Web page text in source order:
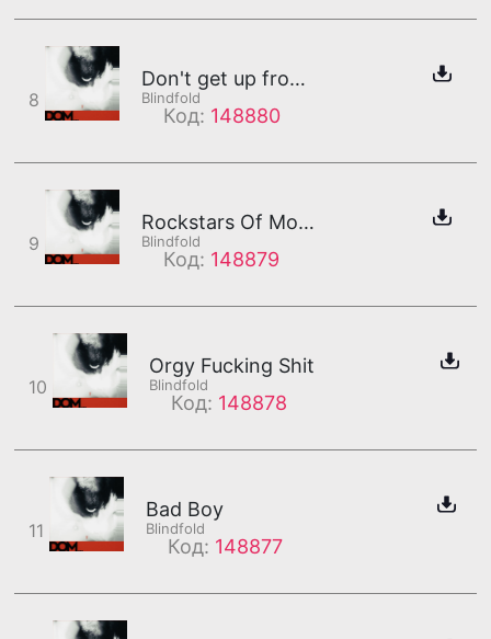
8
Don't get up from your bed until i leave , Ergo
Blindfold
Код: 148880
9
Rockstars Of Mongolia Will Never Innovate
Blindfold
Код: 148879
10
Orgy Fucking Shit
Blindfold
Код: 148878
11
Bad Boy
Blindfold
Код: 148877